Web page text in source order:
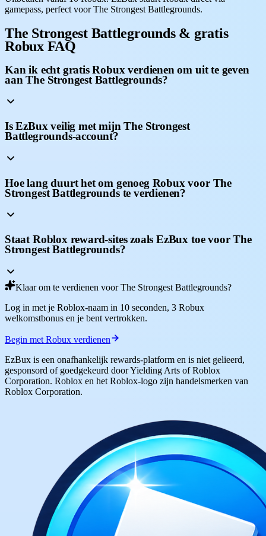
gamepass, perfect voor The Strongest Battlegrounds.
The Strongest Battlegrounds & gratis
Robux FAQ
Kan ik echt gratis Robux verdienen om uit te geven
aan The Strongest Battlegrounds?
Is EzBux veilig met mijn The Strongest
Battlegrounds-account?
Hoe lang duurt het om genoeg Robux voor The
Strongest Battlegrounds te verdienen?
Staat Roblox reward-sites zoals EzBux toe voor The
Strongest Battlegrounds?
Klaar om te verdienen voor The Strongest Battlegrounds?
Log in met je Roblox-naam in 10 seconden, 3 Robux
welkomstbonus en je bent vertrokken.
Begin met Robux verdienen
EzBux is een onafhankelijk rewards-platform en is niet gelieerd,
gesponsord of goedgekeurd door Yielding Arts of Roblox
Corporation. Roblox en het Roblox-logo zijn handelsmerken van
Roblox Corporation.